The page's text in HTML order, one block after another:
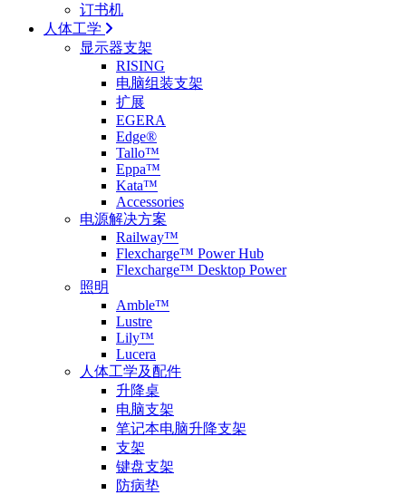
订书机
人体工学
显示器支架
RISING
电脑组装支架
扩展
EGERA
Edge®
Tallo™
Eppa™
Kata™
Accessories
电源解决方案
Railway™
Flexcharge™ Power Hub
Flexcharge™ Desktop Power
照明
Amble™
Lustre
Lily™
Lucera
人体工学及配件
升降桌
电脑支架
笔记本电脑升降支架
支架
键盘支架
防病垫